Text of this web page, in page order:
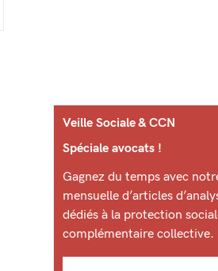
Veille Sociale & CCN
Spéciale avocats !
Gagnez du temps avec
mensuelle d’articles
dédiés à la protection
complémentaire collective.